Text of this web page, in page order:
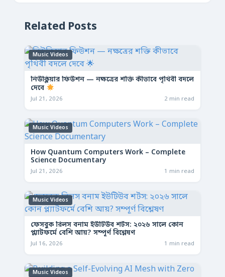
Related Posts
Music Videos
নিউক্লিয়ার ফিউশন — নক্ষত্রের শক্তি কীভাবে পৃথিবী বদলে
দেবে
Jul 21, 2026 2 min read
Music Videos
How Quantum Computers Work – Complete
Science Documentary
Jul 21, 2026 1 min read
Music Videos
ফেসবুক রিলস বনাম ইউটিউব শর্টস: ২০২৬ সালে কোন
প্ল্যাটফর্মে বেশি আয়? সম্পূর্ণ বিশ্লেষণ
Jul 16, 2026 1 min read
Music Videos